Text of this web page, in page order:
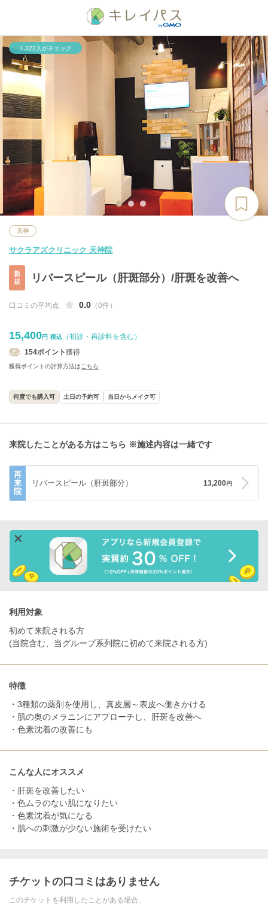
1,322人がチェック
天神
サクラアズクリニック 天神院
新
規
リバースピール（肝斑部分）/肝斑を改善へ
口コミの平均点 0.0 （0件）
15,400円 税込
（初診・再診料を含む）
154ポイント獲得
獲得ポイントの計算方法は こちら
何度でも購入可 土日の予約可 当日からメイク可
来院したことがある方はこちら ※施述内容は一緒です
再
来
院
リバースピール（肝斑部分） 13,200円
利用対象
初めて来院される方
(当院含む、当グループ系列院に初めて来院される方)
特徴
・3種類の薬剤を使用し、真皮層～表皮へ働きかける
・肌の奥のメラニンにアプローチし、肝斑を改善へ
・色素沈着の改善にも
こんな人にオススメ
・肝斑を改善したい
・色ムラのない肌になりたい
・色素沈着が気になる
・肌への刺激が少ない施術を受けたい
チケットの口コミはありません
このチケットを利用したことがある場合、